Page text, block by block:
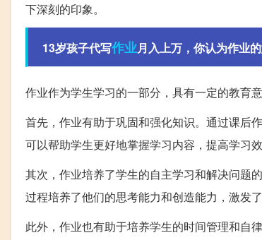
下深刻的印象。
13岁孩子代写作业月入上万，你认为作业
作业作为学生学习的一部分，具有一定的教育
首先，作业有助于巩固和强化知识。通过课后
可以帮助学生更好地掌握学习内容，提高学习效
其次，作业培养了学生的自主学习和解决问题
过程培养了他们的思考能力和创造能力，激发了
此外，作业也有助于培养学生的时间管理和自